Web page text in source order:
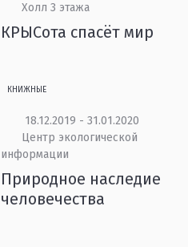
Холл 3 этажа
КРЫСота спасёт мир
КНИЖНЫЕ
18.12.2019 - 31.01.2020
Центр экологической
информации
Природное наследие
человечества